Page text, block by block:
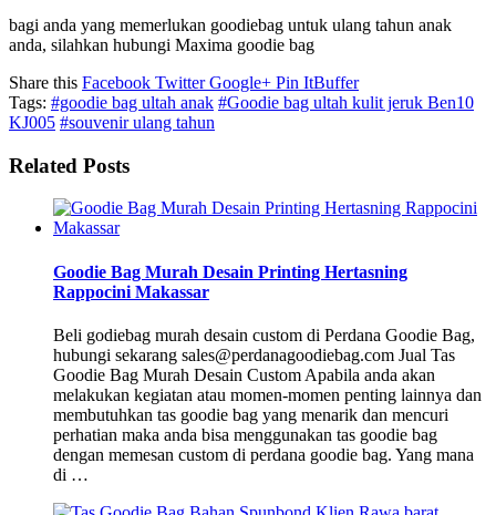
bagi anda yang memerlukan goodiebag untuk ulang tahun anak
anda, silahkan hubungi Maxima goodie bag
Share this Facebook TwitterGoogle+ Pin ItBuffer
Tags: #goodie bag ultah anak #Goodie bag ultah kulit jeruk Ben10
KJ005 #souvenir ulang tahun
Related Posts
Goodie Bag Murah Desain Printing Hertasning
Rappocini Makassar
Beli godiebag murah desain custom di Perdana Goodie Bag,
hubungi sekarang sales@perdanagoodiebag.com Jual Tas
Goodie Bag Murah Desain Custom Apabila anda akan
melakukan kegiatan atau momen-momen penting lainnya dan
membutuhkan tas goodie bag yang menarik dan mencuri
perhatian maka anda bisa menggunakan tas goodie bag
dengan memesan custom di perdana goodie bag. Yang mana
di …